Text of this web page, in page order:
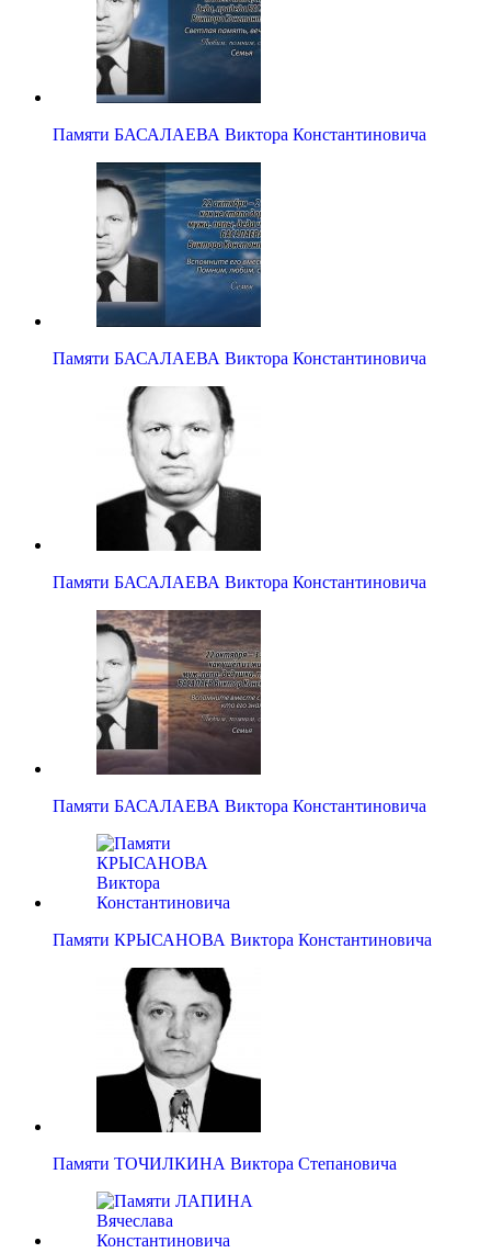
Памяти БАСАЛАЕВА Виктора Константиновича
Памяти БАСАЛАЕВА Виктора Константиновича
Памяти БАСАЛАЕВА Виктора Константиновича
Памяти БАСАЛАЕВА Виктора Константиновича
Памяти КРЫСАНОВА Виктора Константиновича
Памяти ТОЧИЛКИНА Виктора Степановича